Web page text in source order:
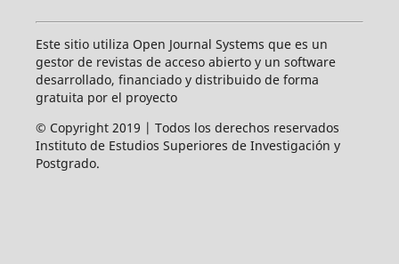
Este sitio utiliza Open Journal Systems que es un
gestor de revistas de acceso abierto y un software
desarrollado, financiado y distribuido de forma
gratuita por el proyecto
© Copyright 2019 | Todos los derechos reservados
Instituto de Estudios Superiores de Investigación y
Postgrado.